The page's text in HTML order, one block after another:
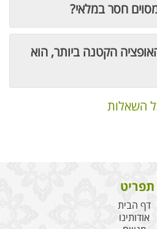
חסר במלאי?
הקטנה ביותר, הוא
השאלות
תפריט
דף הבית
אודותינו